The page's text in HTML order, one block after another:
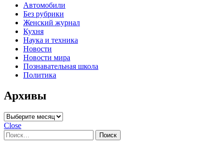
Автомобили
Без рубрики
Женский журнал
Кухня
Наука и техника
Новости
Новости мира
Познавательная школа
Политика
Архивы
Архивы
Close
Найти: